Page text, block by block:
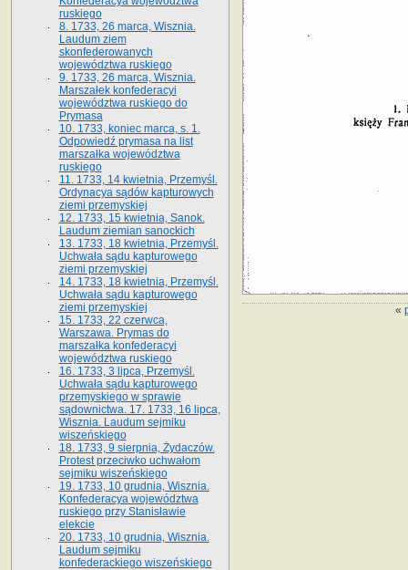
«
ruskiego
8. 1733, 26 marca, Wisznia.
Laudum ziem
skonfederowanych
województwa ruskiego
9. 1733, 26 marca, Wisznia.
Marszałek konfederacyi
województwa ruskiego do
Prymasa
10. 1733, koniec marca, s. 1.
Odpowiedź prymasa na list
marszałka województwa
ruskiego
11. 1733, 14 kwietnia, Przemyśl.
Ordynacya sądów kapturowych
ziemi przemyskiej
12. 1733, 15 kwietnia, Sanok.
Laudum ziemian sanockich
13. 1733, 18 kwietnia, Przemyśl.
Uchwała sądu kapturowego
ziemi przemyskiej
14. 1733, 18 kwietnia, Przemyśl.
Uchwała sądu kapturowego
ziemi przemyskiej
15. 1733, 22 czerwca,
Warszawa. Prymas do
marszałka konfederacyi
województwa ruskiego
16. 1733, 3 lipca, Przemyśl.
Uchwała sądu kapturowego
przemyskiego w sprawie
sądownictwa. 17. 1733, 16 lipca,
Wisznia. Laudum sejmiku
wiszeńskiego
18. 1733, 9 sierpnia, Żydaczów.
Protest przeciwko uchwałom
sejmiku wiszeńskiego
19. 1733, 10 grudnia, Wisznia.
Konfederacya województwa
ruskiego przy Stanisławie
elekcie
20. 1733, 10 grudnia, Wisznia.
Laudum sejmiku
konfederackiego wiszeńskiego